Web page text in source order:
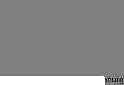
Kennedy, L-1855